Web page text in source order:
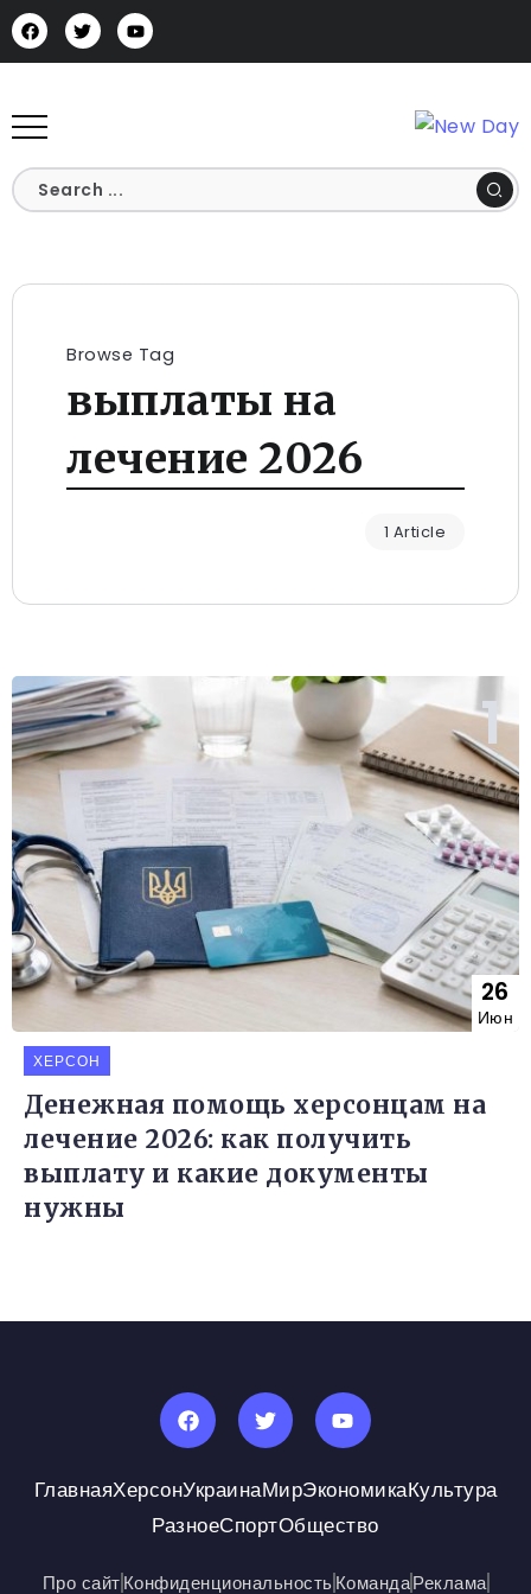
Browse Tag
выплаты на
лечение 2026
1 Article
26
Июн
ХЕРСОН
Денежная помощь херсонцам на
лечение 2026: как получить
выплату и какие документы
нужны
ГлавнаяХерсонУкраинаМирЭкономикаКультура
РазноеСпортОбщество
Про сайтКонфиденциональностьКомандаРеклама